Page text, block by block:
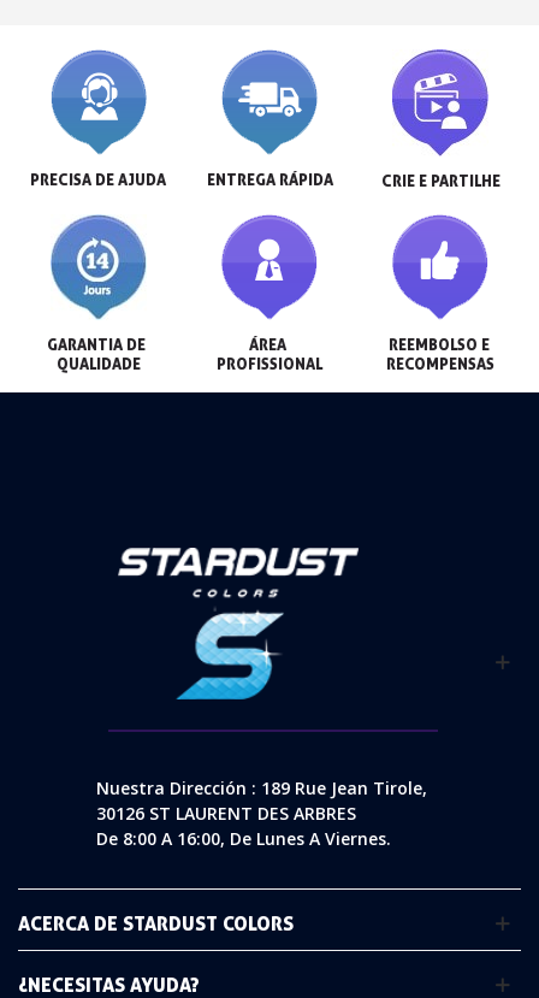
PRECISA DE AJUDA ENTREGA RÁPIDA CRIE E PARTILHE
GARANTIA DE
QUALIDADE
ÁREA
PROFISSIONAL
REEMBOLSO E
RECOMPENSAS
Nuestra Dirección : 189 Rue Jean Tirole,
30126 ST LAURENT DES ARBRES
De 8:00 A 16:00, De Lunes A Viernes.
ACERCA DE STARDUST COLORS
¿NECESITAS AYUDA?